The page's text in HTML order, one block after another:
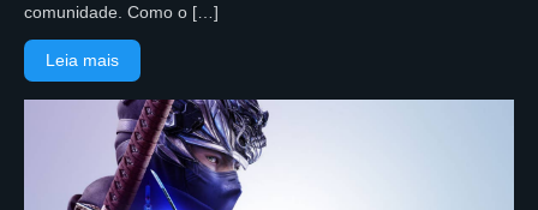
comunidade. Como o […]
Leia mais